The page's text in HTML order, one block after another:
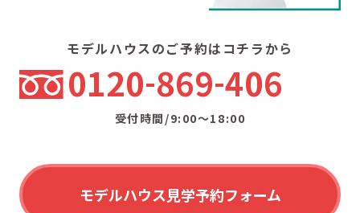
モデルハウスのご予約はコチラから
0120 869 406
受付時間/9:00〜18:00
モデルハウス見学予約フォーム